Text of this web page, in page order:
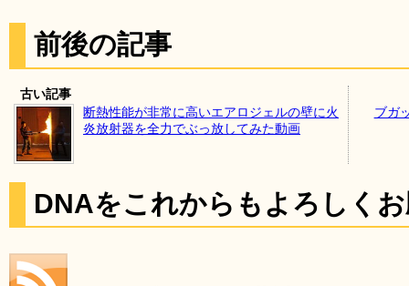
前後の記事
古い記事
断熱性能が非常に高いエアロジェルの壁に火
炎放射器を全力でぶっ放してみた動画
ブガ
DNAをこれからもよろしく